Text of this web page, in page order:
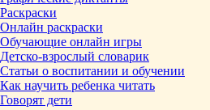
Раскраски
Онлайн раскраски
Обучающие онлайн игры
Детско-взрослый словарик
Статьи о воспитании и обучении
Как научить ребенка читать
Говорят дети